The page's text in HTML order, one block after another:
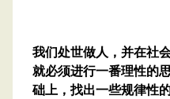
我们处世做人，并在社
就必须进行一番理性的
础上，找出一些规律性